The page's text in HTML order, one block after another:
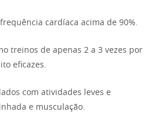
cardíaca acima de 90%.
treinos de apenas 2 a 3 vezes por
eficazes.
com atividades leves e
e musculação.